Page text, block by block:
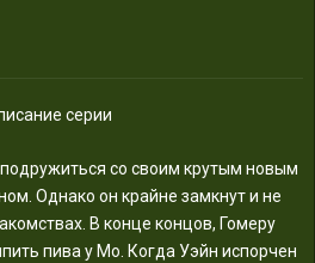
серии
со своим крутым новым
Однако он крайне замкнут и не
В конце концов, Гомеру
пива у Мо. Когда Уэйн испорчен